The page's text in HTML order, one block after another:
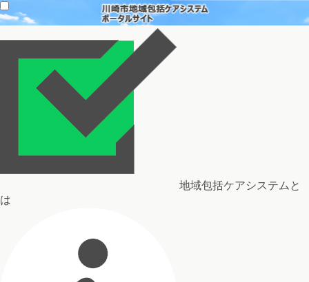
地域包括ケアシステムと
は